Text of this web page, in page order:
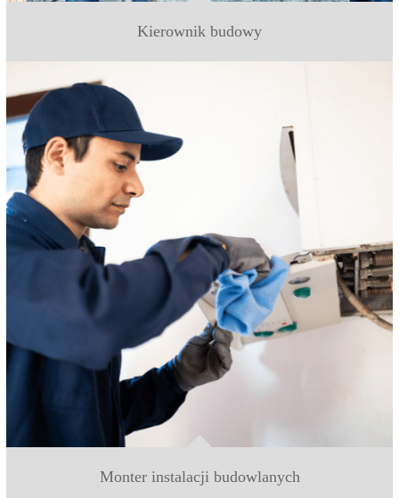
Kierownik budowy
Monter instalacji budowlanych